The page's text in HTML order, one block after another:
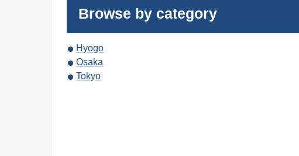
Browse by category
Hyogo
Osaka
Tokyo